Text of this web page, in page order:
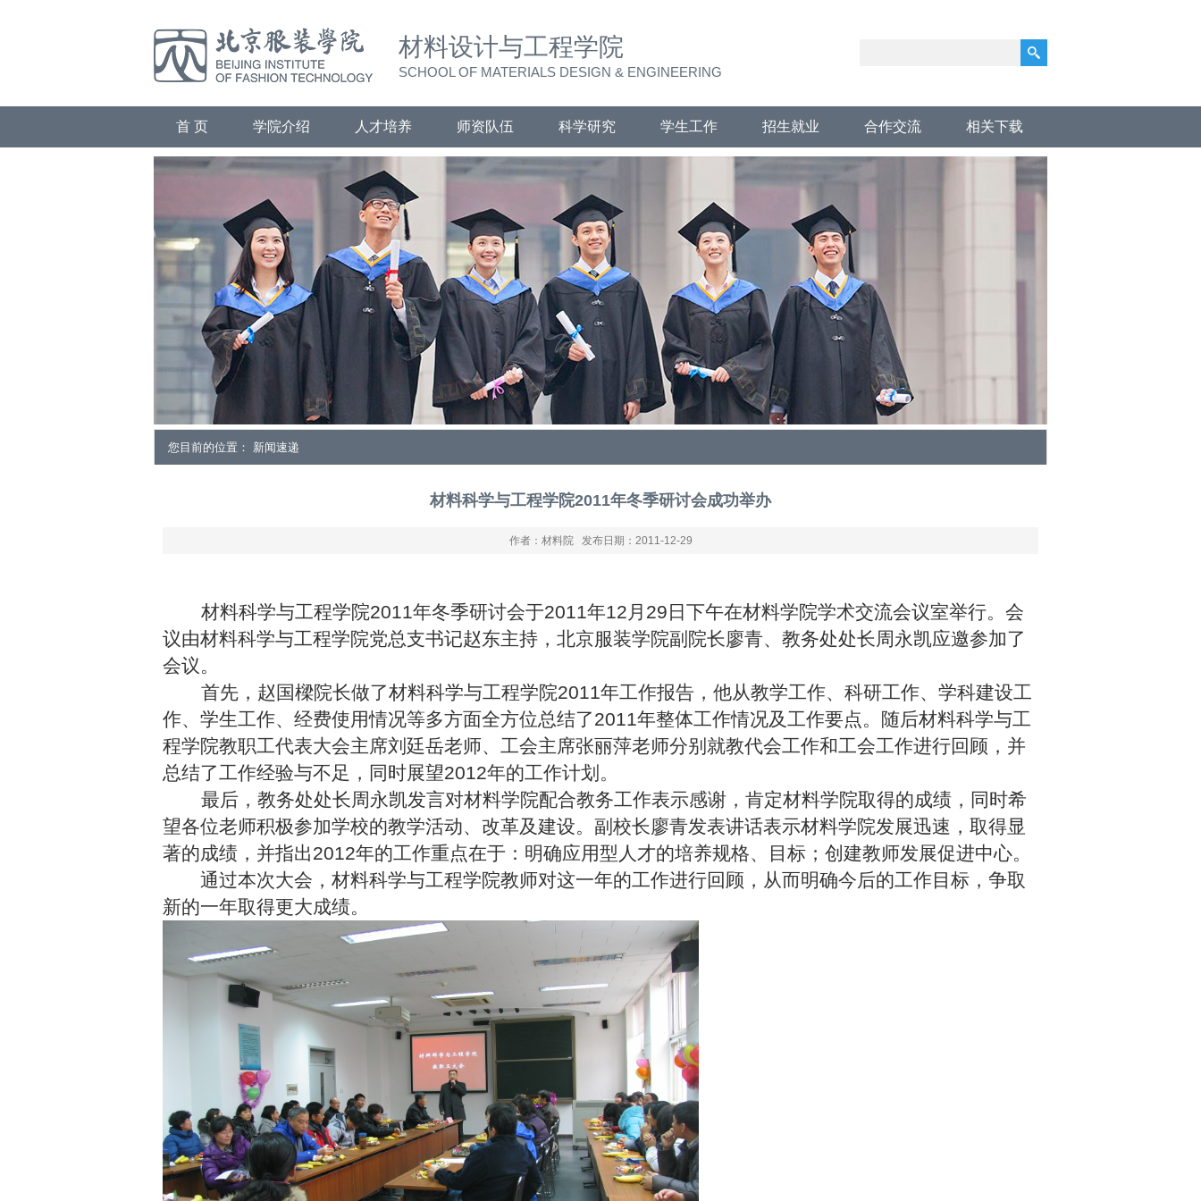
材料设计与工程学院
SCHOOL OF MATERIALS DESIGN & ENGINEERING
首 页 学院介绍 人才培养 师资队伍 科学研究 学生工作 招生就业 合作交流 相关下载
您目前的位置： 新闻速递
材料科学与工程学院2011年冬季研讨会成功举办
作者：材料院 发布日期：2011-12-29
材料科学与工程学院2011年冬季研讨会于2011年12月 29 日下午在材料学院学术交流会议室举行。 会
议由材料科学与工程学院党总支书记赵东主持，北京服装学院副院长廖青、教务处处长周永凯应邀参加了
会议。
首先，赵国樑院长做了材料科学与工程学院2011年工作报告，他从教学工作、科研工作、学科建设工
作、学生工作、经费使用情况等多方面全方位总结了2011年整体工作情况及工作要点。随后材料科学与工
程学院教职工代表大会主席刘廷岳老师、工会主席张丽萍老师分别就教代会工作和工会工作进行回顾，并
总结了工作经验与不足，同时展望2012年的工作计划。
最后，教务处处长周永凯发言对材料学院配合教务工作表示感谢，肯定材料学院取得的成绩，同时希
望各位老师积极参加学校的教学活动、改革及建设。副校长廖青发表讲话表示材料学院发展迅速，取得显
著的成绩，并指出2012年的工作重点在于：明确应用型人才的培养规格、目标；创建教师发展促进中心。
通过本次大会，材料科学与工程学院教师对这一年的工作进行回顾，从而明确今后的工作目标，争取
新的一年取得更大成绩。